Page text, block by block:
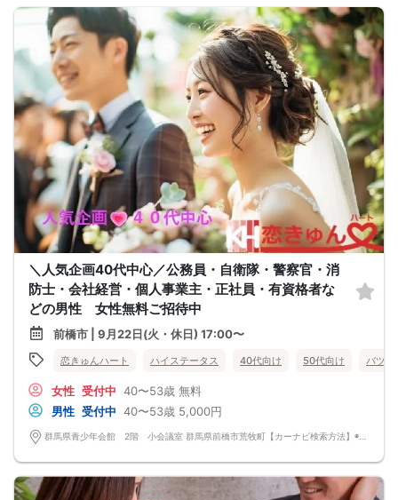
＼人気企画40代中心／公務員・自衛隊・警察官・消
防士・会社経営・個人事業主・正社員・有資格者な
どの男性 女性無料ご招待中
前橋市 | 9月22日(火・休日) 17:00〜
恋きゅんハート ハイステータス 40代向け 50代向け バツイ
女性 受付中 40〜53歳 無料
男性 受付中 40〜53歳 5,000円